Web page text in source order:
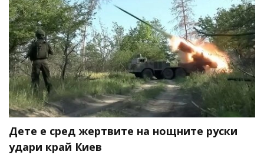
Дете е сред жертвите на нощните руски
удари край Киев